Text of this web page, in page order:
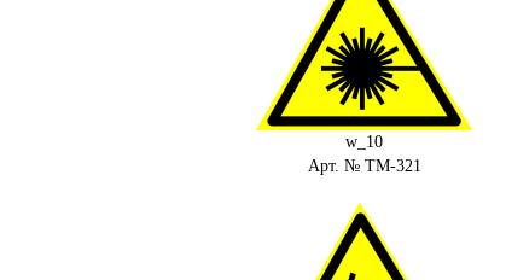
w_10
Арт. № ТМ-321